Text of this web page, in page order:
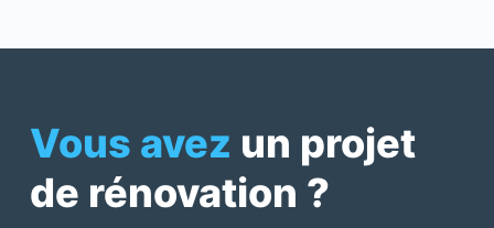
Vous avez un projet
de rénovation ?